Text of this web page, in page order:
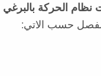
الحركة بالبرغي
حسب الاتي: